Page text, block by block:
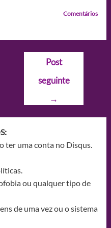
Comentários
Post
seguinte
→
ter uma conta no Disqus.
ou qualquer tipo de
de uma vez ou o sistema